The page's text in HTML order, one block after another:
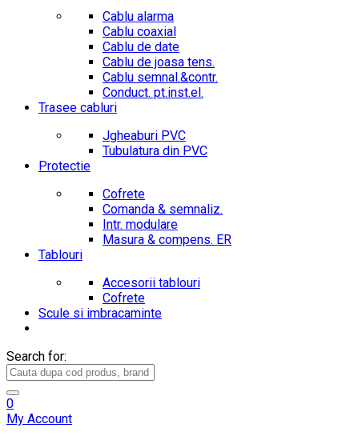
Cablu alarma
Cablu coaxial
Cablu de date
Cablu de joasa tens.
Cablu semnal.&contr.
Conduct. pt.inst.el.
Trasee cabluri
Jgheaburi PVC
Tubulatura din PVC
Protectie
Cofrete
Comanda & semnaliz.
Intr. modulare
Masura & compens. ER
Tablouri
Accesorii tablouri
Cofrete
Scule si imbracaminte
Search for:
0
My Account